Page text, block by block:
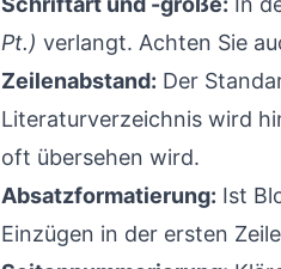
Pt.) verlangt. Achten Sie
Zeilenabstand: Der
Literaturverzeichnis wird
oft übersehen wird.
Absatzformatierung: Ist
Einzügen in der ersten